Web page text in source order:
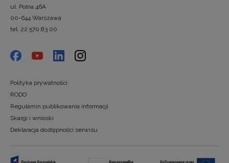
ul. Polna 46A
00-644 Warszawa
tel. 22 570 83 00
Polityka prywatności
RODO
Regulamin publikowania informacji
Skargi i wnioski
Deklaracja dostępności serwisu